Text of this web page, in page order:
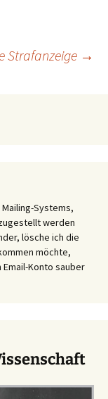
Strafanzeige →
Systems,
werden
lösche ich die
möchte,
Konto sauber